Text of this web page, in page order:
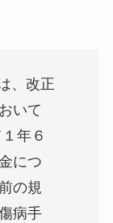
、改正
いて
年６
につ
の規
病手